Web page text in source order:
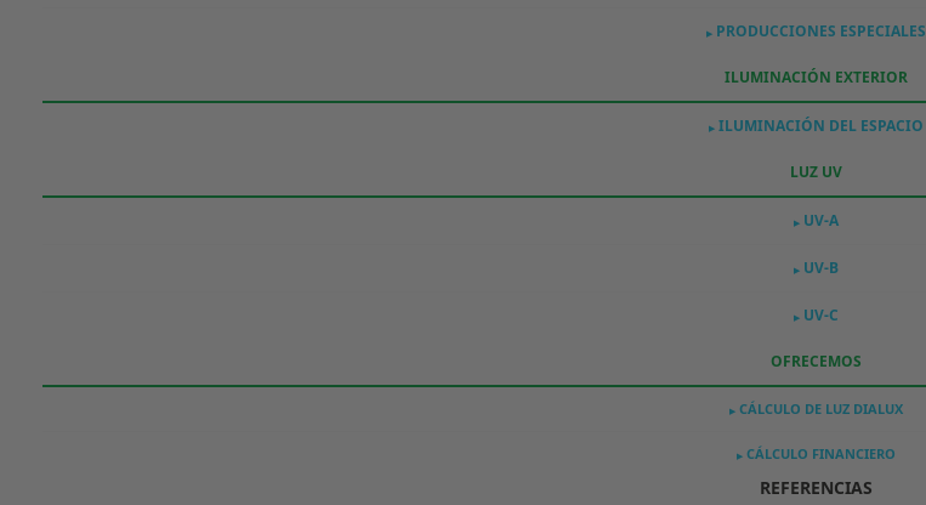
▶ PRODUCCIONES ESPECIALES
ILUMINACIÓN EXTERIOR
▶ ILUMINACIÓN DEL ESPACIO
LUZ UV
▶ UV-A
▶ UV-B
▶ UV-C
OFRECEMOS
▶ CÁLCULO DE LUZ DIALUX
▶ CÁLCULO FINANCIERO
REFERENCIAS